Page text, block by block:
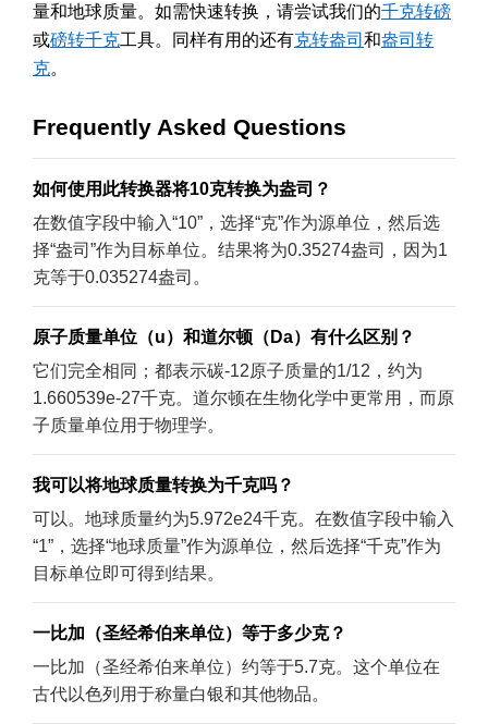
量和地球质量。如需快速转换，请尝试我们的千克转磅
或磅转千克工具。同样有用的还有克转盎司 和盎司转
克。
Frequently Asked Questions
如何使用此转换器将10克转换为盎司？
在数值字段中输入“10”，选择“克”作为源单位，然后选
择“盎司”作为目标单位。结果将为0.35274盎司，因为1
克等于0.035274盎司。
原子质量单位（u）和道尔顿（Da）有什么区别？
它们完全相同；都表示碳-12原子质量的1/12，约为
1.660539e-27千克。道尔顿在生物化学中更常用，而原
子质量单位用于物理学。
我可以将地球质量转换为千克吗？
可以。地球质量约为5.972e24千克。在数值字段中输入
“1”，选择“地球质量”作为源单位，然后选择“千克”作为
目标单位即可得到结果。
一比加（圣经希伯来单位）等于多少克？
一比加（圣经希伯来单位）约等于5.7克。这个单位在
古代以色列用于称量白银和其他物品。